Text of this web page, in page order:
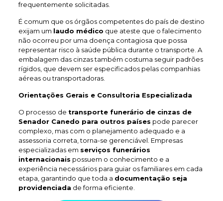
frequentemente solicitadas.
É comum que os órgãos competentes do país de destino
exijam um laudo médico que ateste que o falecimento
não ocorreu por uma doença contagiosa que possa
representar risco à saúde pública durante o transporte. A
embalagem das cinzas também costuma seguir padrões
rígidos, que devem ser especificados pelas companhias
aéreas ou transportadoras.
Orientações Gerais e Consultoria Especializada
O processo de transporte funerário de cinzas de
Senador Canedo para outros países pode parecer
complexo, mas com o planejamento adequado e a
assessoria correta, torna-se gerenciável. Empresas
especializadas em serviços funerários
internacionais possuem o conhecimento e a
experiência necessários para guiar os familiares em cada
etapa, garantindo que toda a documentação seja
providenciada de forma eficiente.